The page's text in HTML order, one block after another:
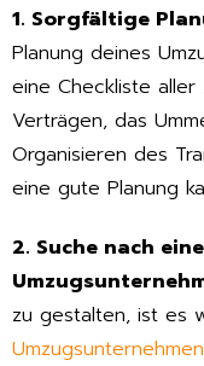
1. Sorgfältige
Planung deines
eine Checkliste
Verträgen, das
Organisieren des
eine gute Planung
2. Suche nach
zu gestalten, ist es
Umzugsunternehmen